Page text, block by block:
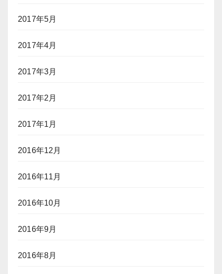
2017年5月
2017年4月
2017年3月
2017年2月
2017年1月
2016年12月
2016年11月
2016年10月
2016年9月
2016年8月